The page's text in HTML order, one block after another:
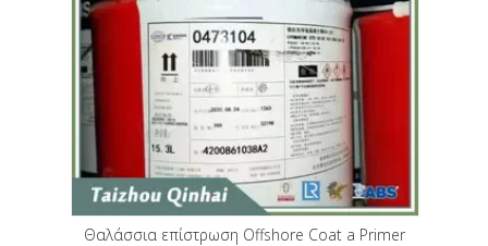
Θαλάσσια επίστρωση Offshore Coat a Primer